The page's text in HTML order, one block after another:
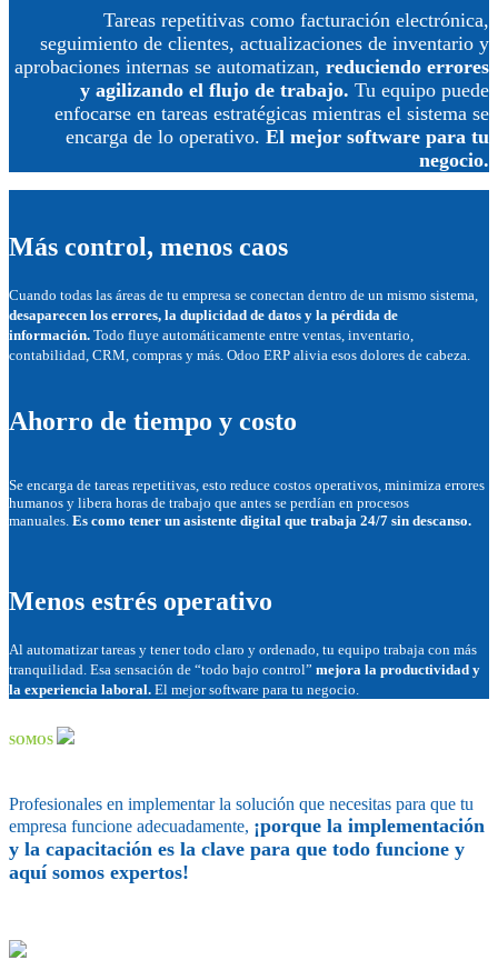
Tareas repetitivas como facturación electrónica,
seguimiento de clientes, actualizaciones de inventario y
aprobaciones internas se automatizan, reduciendo errores
y agilizando el flujo de trabajo. Tu equipo puede
enfocarse en tareas estratégicas mientras el sistema se
encarga de lo operativo. El mejor software para tu
negocio.
Más control, menos caos
Cuando todas las áreas de tu empresa se conectan dentro de un mismo sistema,
desaparecen los errores, la duplicidad de datos y la pérdida de
información. Todo fluye automáticamente entre ventas, inventario,
contabilidad, CRM, compras y más. Odoo ERP alivia esos dolores de cabeza.
Ahorro de tiempo y costo
Se encarga de tareas repetitivas, esto reduce costos operativos, minimiza errores
humanos y libera horas de trabajo que antes se perdían en procesos
manuales. Es como tener un asistente digital que trabaja 24/7 sin descanso.
Menos estrés operativo
Al automatizar tareas y tener todo claro y ordenado, tu equipo trabaja con más
tranquilidad. Esa sensación de “todo bajo control” mejora la productividad y
la experiencia laboral. El mejor software para tu negocio.
SOMOS
Profesionales en implementar la solución que necesitas para que tu
empresa funcione adecuadamente, ¡porque la implementación
y la capacitación es la clave para que todo funcione y
aquí somos expertos!